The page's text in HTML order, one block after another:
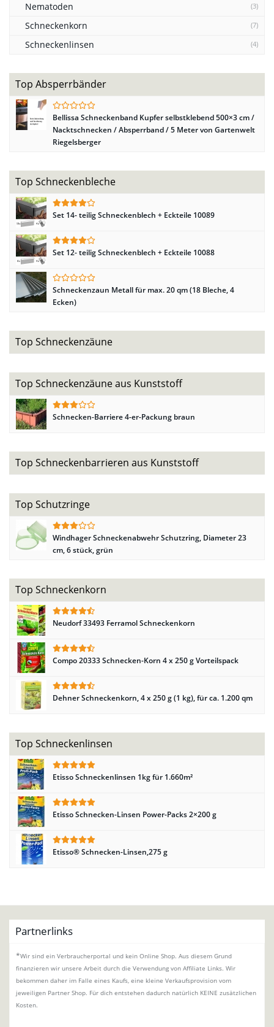
Nematoden (3)
Schneckenkorn (7)
Schneckenlinsen (4)
Top Absperrbänder
Bellissa Schneckenband Kupfer selbstklebend 500×3 cm /
Nacktschnecken / Absperrband / 5 Meter von Gartenwelt
Riegelsberger
Top Schneckenbleche
Set 14- teilig Schneckenblech + Eckteile 10089
Set 12- teilig Schneckenblech + Eckteile 10088
Schneckenzaun Metall für max. 20 qm (18 Bleche, 4
Ecken)
Top Schneckenzäune
Top Schneckenzäune aus Kunststoff
Schnecken-Barriere 4-er-Packung braun
Top Schneckenbarrieren aus Kunststoff
Top Schutzringe
Windhager Schneckenabwehr Schutzring, Diameter 23
cm, 6 stück, grün
Top Schneckenkorn
Neudorf 33493 Ferramol Schneckenkorn
Compo 20333 Schnecken-Korn 4 x 250 g Vorteilspack
Dehner Schneckenkorn, 4 x 250 g (1 kg), für ca. 1.200 qm
Top Schneckenlinsen
Etisso Schneckenlinsen 1kg für 1.660m²
Etisso Schnecken-Linsen Power-Packs 2×200 g
Etisso® Schnecken-Linsen,275 g
Partnerlinks
*Wir sind ein Verbraucherportal und kein Online Shop. Aus diesem Grund
finanzieren wir unsere Arbeit durch die Verwendung von Affiliate Links. Wir
bekommen daher im Falle eines Kaufs, eine kleine Verkaufsprovision vom
jeweiligen Partner Shop. Für dich entstehen dadurch natürlich KEINE zusätzlichen
Kosten.